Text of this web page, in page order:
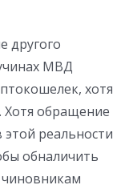
другого
МВД
хотя
Хотя обращение
реальности
обналичить